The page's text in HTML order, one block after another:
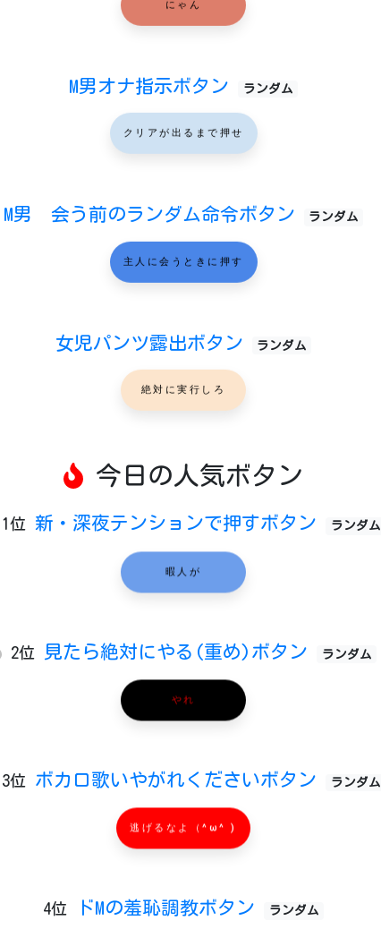
にゃん
M男オナ指示ボタン ランダム
クリアが出るまで押せ
M男 会う前のランダム命令ボタン ランダム
主人に会うときに押す
女児パンツ露出ボタン ランダム
絶対に実行しろ
今日の人気ボタン
1位 新・深夜テンションで押すボタン ランダム
暇人が
2位 見たら絶対にやる(重め)ボタン ランダム
やれ
3位 ボカロ歌いやがれくださいボタン ランダム
逃げるなよ（^ω^ )
4位 ドMの羞恥調教ボタン ランダム